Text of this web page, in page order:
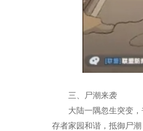
三、尸潮来袭
大陆一隅忽生突变，
存者家园和谐，抵御尸